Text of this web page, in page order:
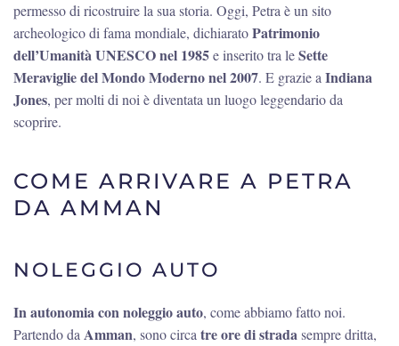
permesso di ricostruire la sua storia. Oggi, Petra è un sito
archeologico di fama mondiale, dichiaratoPatrimonio
dell’Umanità UNESCO nel 1985e inserito tra leSette
Meraviglie del Mondo Moderno nel 2007. E grazie aIndiana
Jones, per molti di noi è diventata un luogo leggendario da
scoprire.
COME ARRIVARE A PETRA
DA AMMAN
NOLEGGIO AUTO
In autonomia con noleggio auto, come abbiamo fatto noi.
Partendo daAmman, sono circatre ore di stradasempre dritta,